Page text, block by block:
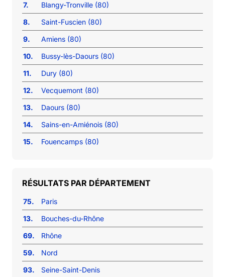
7.
Blangy-Tronville (80)
8.
Saint-Fuscien (80)
9.
Amiens (80)
10.
Bussy-lès-Daours (80)
11.
Dury (80)
12.
Vecquemont (80)
13.
Daours (80)
14.
Sains-en-Amiénois (80)
15.
Fouencamps (80)
RÉSULTATS PAR DÉPARTEMENT
75.
Paris
13.
Bouches-du-Rhône
69.
Rhône
59.
Nord
93.
Seine-Saint-Denis